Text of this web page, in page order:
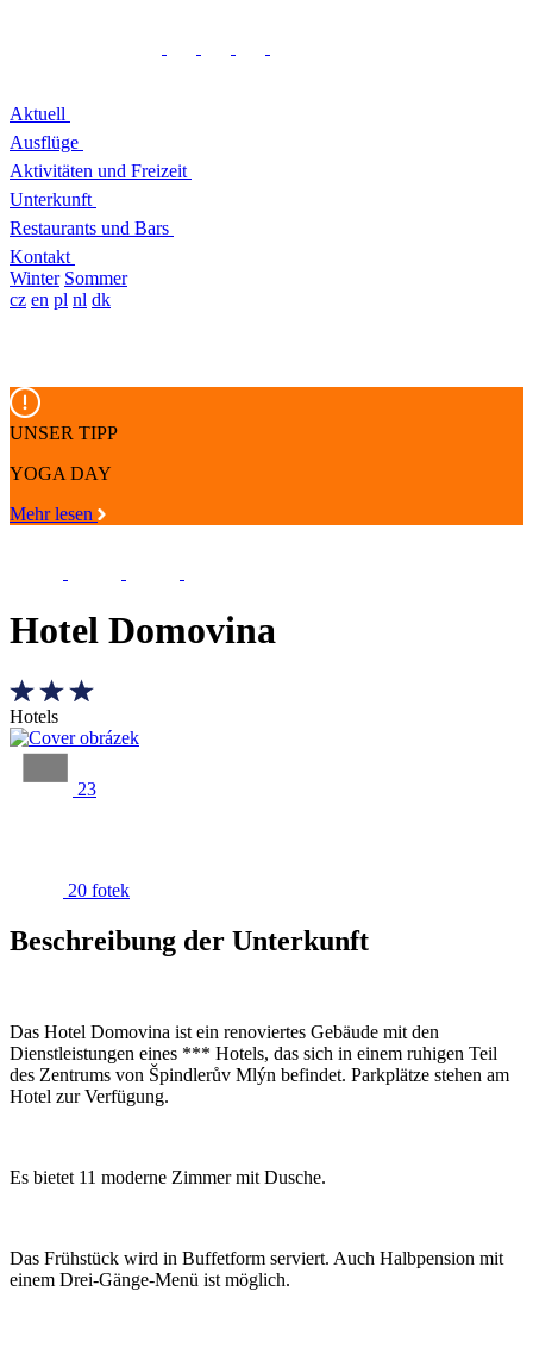
Aktuell
Ausflüge
Aktivitäten und Freizeit
Unterkunft
Restaurants und Bars
Kontakt
Winter Sommer
cz en pl nl dk
UNSER TIPP
YOGA DAY
Mehr lesen
Hotel Domovina
Hotels
23
20 fotek
Beschreibung der Unterkunft
Das Hotel Domovina ist ein renoviertes Gebäude mit den
Dienstleistungen eines *** Hotels, das sich in einem ruhigen Teil
des Zentrums von Špindlerův Mlýn befindet. Parkplätze stehen am
Hotel zur Verfügung.
Es bietet 11 moderne Zimmer mit Dusche.
Das Frühstück wird in Buffetform serviert. Auch Halbpension mit
einem Drei-Gänge-Menü ist möglich.